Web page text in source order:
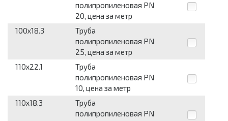
полипропиленовая PN
20, цена за метр
100x18.3
Труба
полипропиленовая PN
25, цена за метр
110x22.1
Труба
полипропиленовая PN
10, цена за метр
110x18.3
Труба
полипропиленовая PN